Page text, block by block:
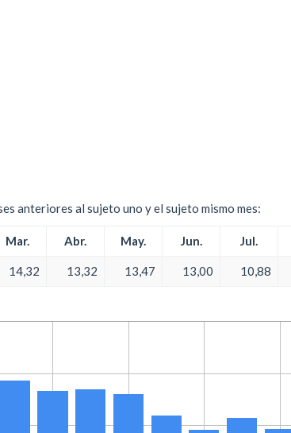
anteriores al sujeto uno y el sujeto mismo mes:
Mar. Abr. May. Jun. Jul.
14,32 13,32 13,47 13,00 10,88